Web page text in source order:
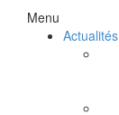
Menu
Actualités